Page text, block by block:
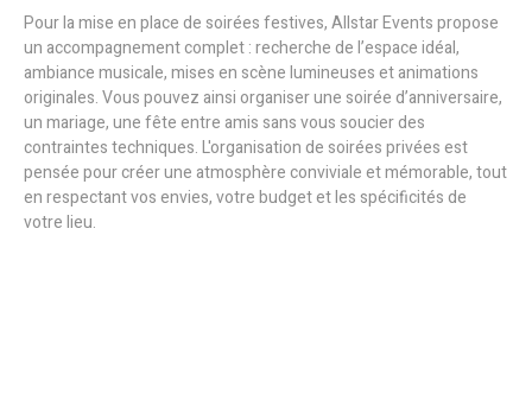
Pour la mise en place de soirées festives, Allstar Events propose
un accompagnement complet : recherche de l’espace idéal,
ambiance musicale, mises en scène lumineuses et animations
originales. Vous pouvez ainsi organiser une soirée d’anniversaire,
un mariage, une fête entre amis sans vous soucier des
contraintes techniques. L'organisation de soirées privées est
pensée pour créer une atmosphère conviviale et mémorable, tout
en respectant vos envies, votre budget et les spécificités de
votre lieu.